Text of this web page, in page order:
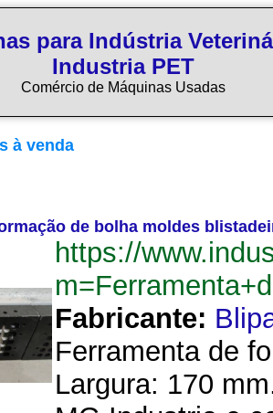
para Indústria
Industria PET
Comércio de Máquinas Usadas
à venda
de bolha moldes
https://
Fabricante:
Ferramenta de
Largura: 170